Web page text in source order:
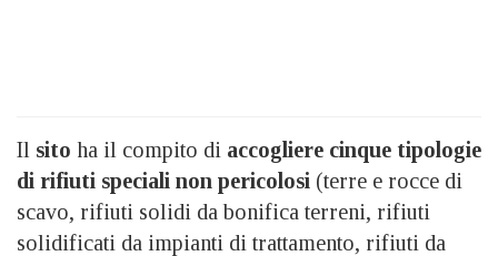
Il sito ha il compito di accogliere cinque tipologie
di rifiuti speciali non pericolosi (terre e rocce di
scavo, rifiuti solidi da bonifica terreni, rifiuti
solidificati da impianti di trattamento, rifiuti da